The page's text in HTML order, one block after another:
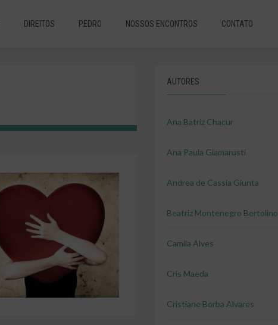
DIREITOS PEDRO NOSSOS ENCONTROS CONTATO
AUTORES
Ana Batriz Chacur
Ana Paula Giamarusti
Andrea de Cassia Giunta
Beatriz Montenegro Bertolino
Camila Alves
Cris Maeda
Cristiane Borba Alvares